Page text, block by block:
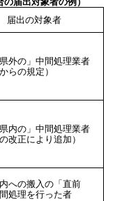
届出の対象者
外の」中間処理業者
らの規定）
内の」中間処理業者
改正により追加）
への搬入の「直前
処理を行った者